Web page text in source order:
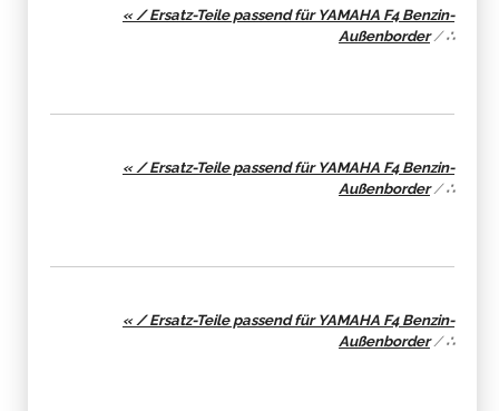
« / Ersatz-Teile passend für YAMAHA F4 Benzin-
Außenborder/∴
« / Ersatz-Teile passend für YAMAHA F4 Benzin-
Außenborder/∴
« / Ersatz-Teile passend für YAMAHA F4 Benzin-
Außenborder/∴